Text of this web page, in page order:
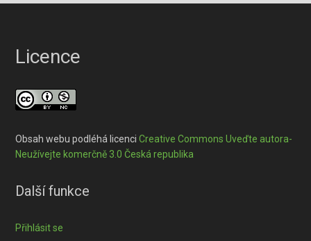
Licence
Obsah webu podléhá licenciCreative Commons Uveďte autora-
Neužívejte komerčně 3.0 Česká republika
Další funkce
Přihlásit se